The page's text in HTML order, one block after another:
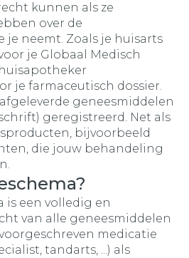
kunnen als ze
over de
je neemt. Zoals je huisarts
je Globaal Medisch
huisapotheker
je farmaceutisch dossier.
geneesmiddelen
geregistreerd. Net als
bijvoorbeeld
die jouw behandeling
is een volledig en
van alle geneesmiddelen
medicatie
tandarts, ...) als